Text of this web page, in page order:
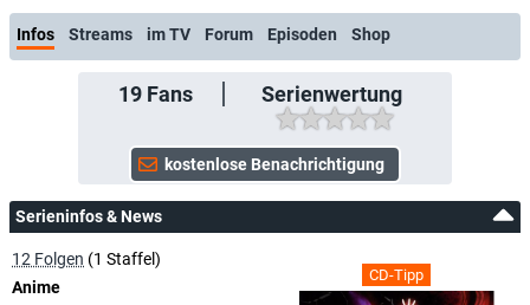
Infos Streams im TV Forum Episoden Shop
19Fans Serienwertung
Serieninfos & News
CD-Tipp
12 Folgen (1 Staffel)
Anime